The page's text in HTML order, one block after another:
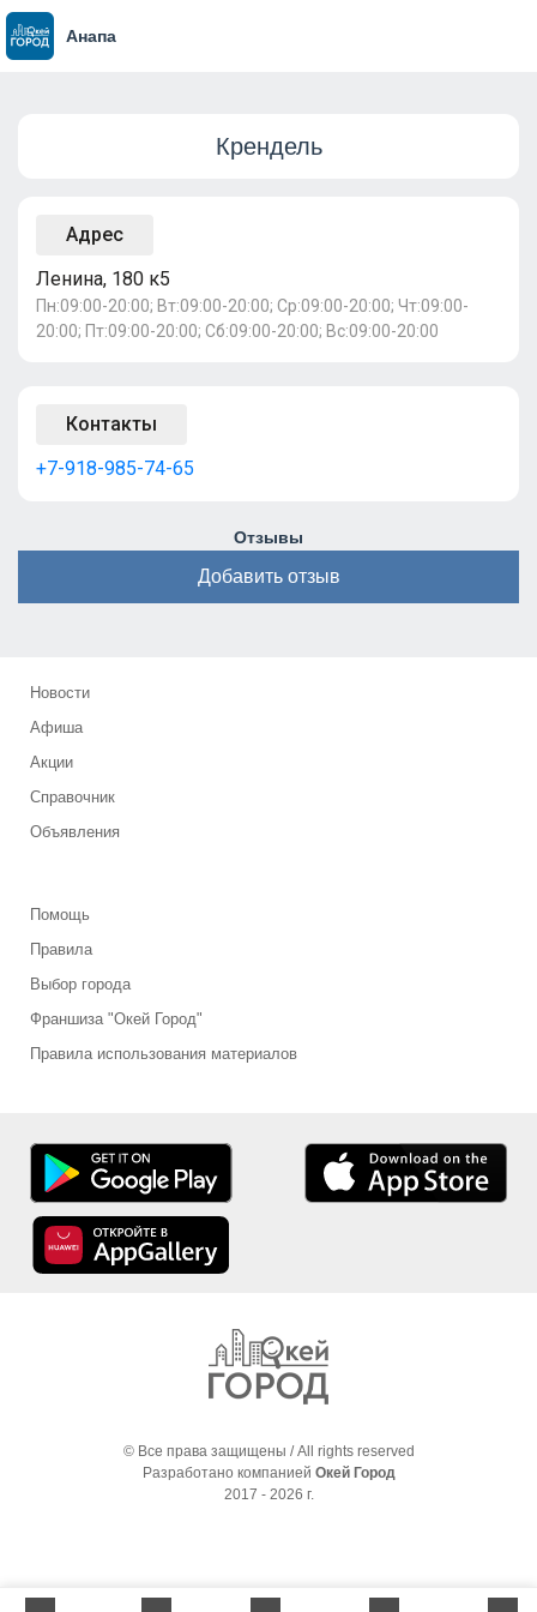
Анапа
Крендель
Адрес
Ленина, 180 к5
Пн:09:00-20:00; Вт:09:00-20:00; Ср:09:00-20:00; Чт:09:00-
20:00; Пт:09:00-20:00; Сб:09:00-20:00; Вс:09:00-20:00
Контакты
+7-918-985-74-65
Отзывы
Добавить отзыв
Новости
Афиша
Акции
Справочник
Объявления
Помощь
Правила
Выбор города
Франшиза "Окей Город"
Правила использования материалов
© Все права защищены / All rights reserved
Разработано компанией Окей Город
2017 - 2026 г.